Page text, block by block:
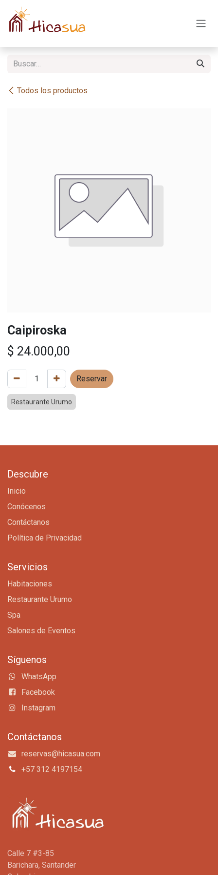
Ir al contenido
Todos los productos
Caipiroska
$ 24.000,00
Reservar
Restaurante Urumo
Descubre
Inicio
Conócenos
Contáctanos
Política de Privacidad
Servicios
Habitaciones
Restaurante Urumo
Spa
Salones de Eventos
Síguenos
WhatsApp
Facebook
Instagram
Contáctanos
reservas@hicasua.com
+57 312 4197154
Calle 7 #3-85
Barichara, Santander